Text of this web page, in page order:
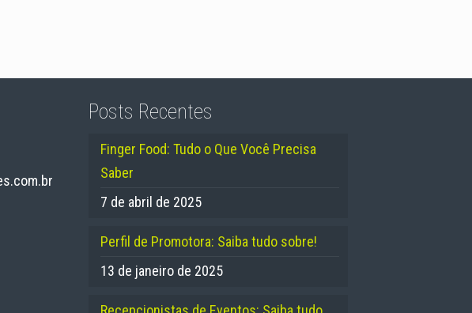
Posts Recentes
Finger Food: Tudo o Que Você Precisa
Saber
7 de abril de 2025
Perfil de Promotora: Saiba tudo sobre!
13 de janeiro de 2025